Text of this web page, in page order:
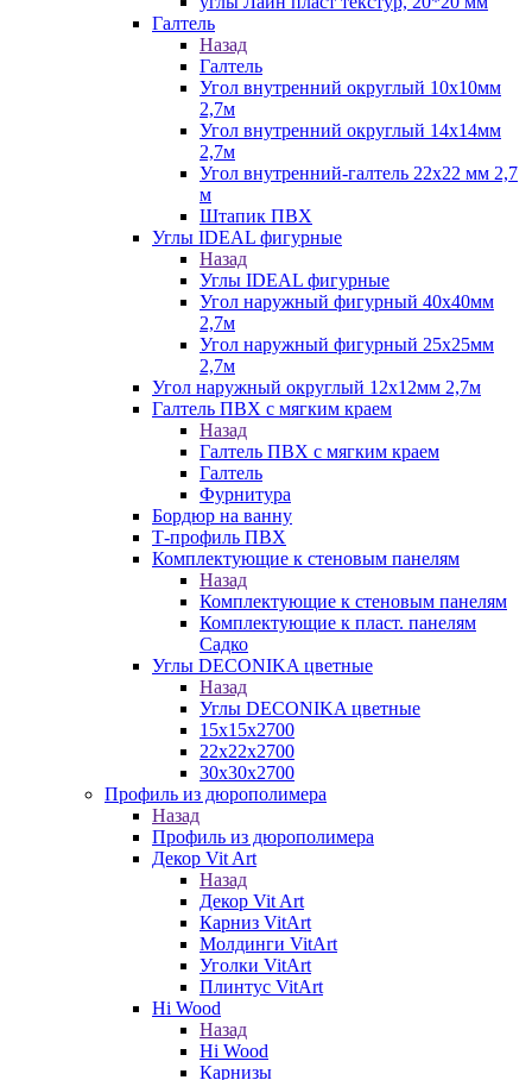
Галтель
Назад
Галтель
Угол внутренний округлый 10х10мм
2,7м
Угол внутренний округлый 14х14мм
2,7м
Угол внутренний-галтель 22х22 мм 2,7
м
Штапик ПВХ
Углы IDEAL фигурные
Назад
Углы IDEAL фигурные
Угол наружный фигурный 40х40мм
2,7м
Угол наружный фигурный 25х25мм
2,7м
Угол наружный округлый 12х12мм 2,7м
Галтель ПВХ с мягким краем
Назад
Галтель ПВХ с мягким краем
Галтель
Фурнитура
Бордюр на ванну
Т-профиль ПВХ
Комплектующие к стеновым панелям
Назад
Комплектующие к стеновым панелям
Комплектующие к пласт. панелям
Садко
Углы DECONIKA цветные
Назад
Углы DECONIKA цветные
15х15х2700
22х22х2700
30х30х2700
Профиль из дюрополимера
Назад
Профиль из дюрополимера
Декор Vit Art
Назад
Декор Vit Art
Карниз VitArt
Молдинги VitArt
Уголки VitArt
Плинтус VitArt
Hi Wood
Назад
Hi Wood
Карнизы